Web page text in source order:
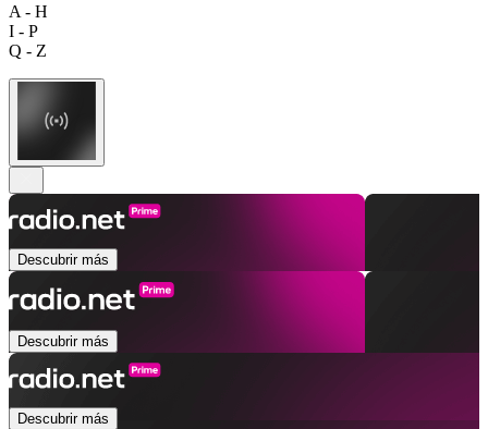
A - H
I - P
Q - Z
Descubrir más
Descubrir más
Descubrir más